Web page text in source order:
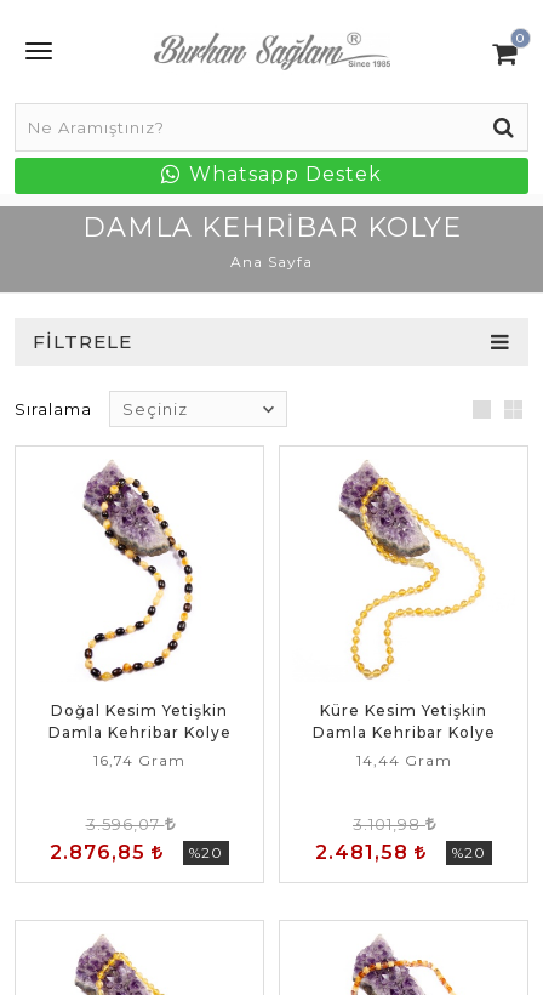
0
Whatsapp Destek
DAMLA KEHRIBAR KOLYE
Ana Sayfa
FILTRELE
Sıralama
Doğal Kesim Yetişkin
Damla Kehribar Kolye
16,74 Gram
3.596,07
2.876,85 %20
Küre Kesim Yetişkin
Damla Kehribar Kolye
14,44 Gram
3.101,98
2.481,58 %20